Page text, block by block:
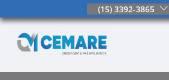
(15) 3392-3865